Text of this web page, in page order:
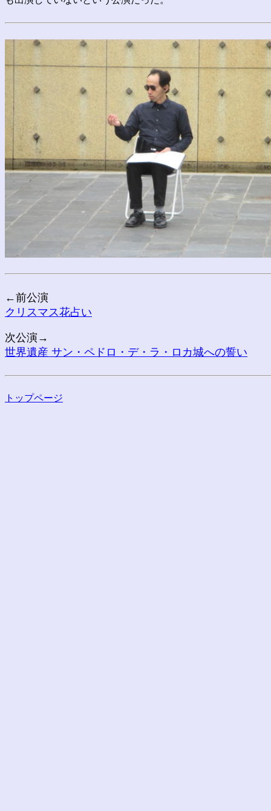
←前公演
クリスマス花占い
次公演→
世界遺産 サン・ペドロ・デ・ラ・ロカ城への誓い
トップページ